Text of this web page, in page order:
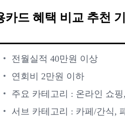
카드 혜택 비교 추천
전월실적 40만원 이상
연회비 2만원 이하
주요 카테고리 : 온라인 쇼
서브 카테고리 : 카페/간식,